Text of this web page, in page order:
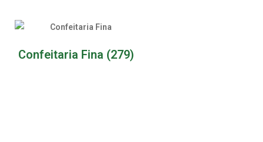
Confeitaria Fina (279)